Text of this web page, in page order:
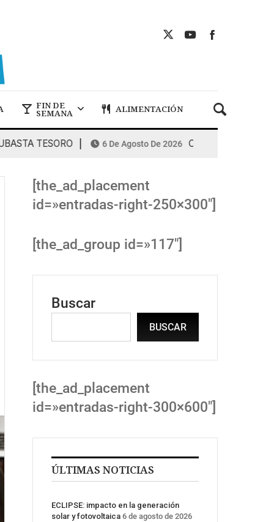
FIN DE
SEMANA ALIMENTACIÓN
TESORO 6 De Agosto De 2026 COMBUSTIBLES: la
[the_ad_placement
id=»entradas-right-250×300″]
[the_ad_group id=»117″]
Buscar
BUSCAR
[the_ad_placement
id=»entradas-right-300×600″]
ÚLTIMAS NOTICIAS
ECLIPSE: impacto en la generación
solar y fotovoltaica 6 de agosto de 2026